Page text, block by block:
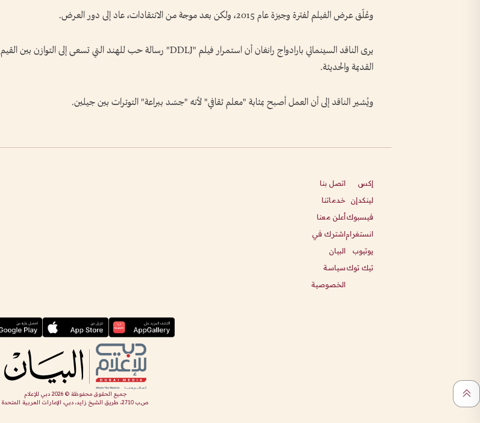
وعُلّق عرض الفيلم لفترة وجيزة عام 2015، ولكن بعد موجة من الانتقادات، عاد إلى دور العرض.
يرى الناقد السينمائي بارادواج رانغان أن استمرار فيلم "DDLJ" رسالة حب للهند التي تسعى إلى التوازن بين القيم
القديمة والحديثة.
ويُشير الناقد إلى أن العمل أصبح بمثابة "معلم ثقافي" لأنه "جسّد ببراعة" التوترات بين جيلين.
إكس
لينكدإن
فيسبوك
انستغرام
يوتيوب
تيك توك
اتصل بنا
خدماتنا
أعلن معنا
اشترك في
البيان
سياسة
الخصوصية
جميع الحقوق محفوظة ©2026 دبي للإعلام
ص.ب 2710، طريق الشيخ زايد، دبي، الإمارات العربية المتحدة